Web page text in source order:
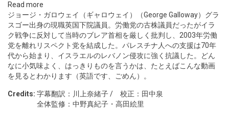
Read more
ジョージ・ガロウェイ（ギャロウェイ）（George Galloway）グラ
スゴー出身の現職英国下院議員。労働党の古株議員だったがイラ
ク戦争に反対して当時のブレア首相を厳しく批判し、2003年労働
党を離れリスペクト党を結成した。パレスチナ人への支援は70年
代から始まり、イスラエルのレバノン侵攻に強く抗議した。どん
なに小気味よく、はっきりものを言うかは、たとえばこんな動画
を見るとわかります（英語です、ごめん）。
Credits: 字幕翻訳：川上奈緒子 / 校正：田中泉
全体監修：中野真紀子・高田絵里